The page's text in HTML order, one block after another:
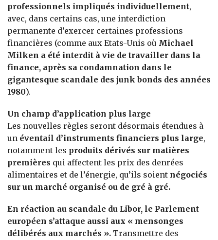
professionnels impliqués individuellement,
avec, dans certains cas, une interdiction
permanente d’exercer certaines professions
financières (comme aux Etats-Unis où Michael
Milken a été interdit à vie de travailler dans la
finance, après sa condamnation dans le
gigantesque scandale des junk bonds des années
1980).
Un champ d’application plus large
Les nouvelles règles seront désormais étendues à
un éventail d’instruments financiers plus large,
notamment les produits dérivés sur matières
premières qui affectent les prix des denrées
alimentaires et de l’énergie, qu’ils soient négociés
sur un marché organisé ou de gré à gré.
En réaction au scandale du Libor, le Parlement
européen s’attaque aussi aux « mensonges
délibérés aux marchés ». Transmettre des